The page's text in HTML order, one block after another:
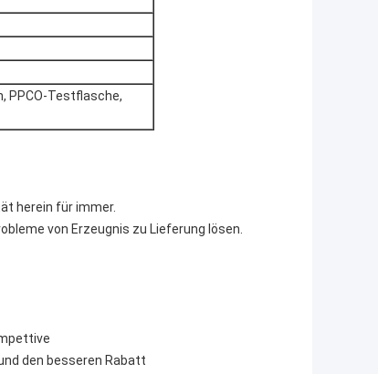
PPCO-Testflasche,
herein für immer.
von Erzeugnis zu Lieferung lösen.
den besseren Rabatt